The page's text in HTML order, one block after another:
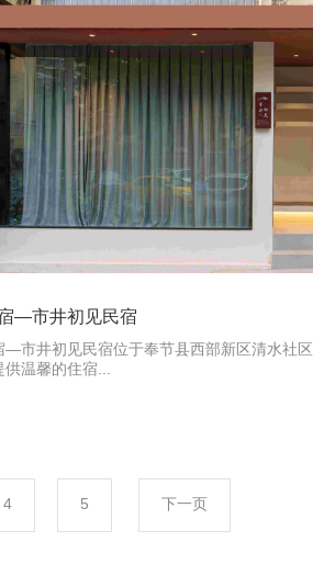
—市井初见民宿
—市井初见民宿位于奉节县西部新区清水社
供温馨的住宿...
4 5 下一页